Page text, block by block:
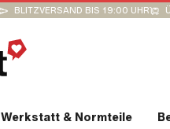
BLITZVERSAND BIS 19:00 UHR
Werkstatt & Normteile